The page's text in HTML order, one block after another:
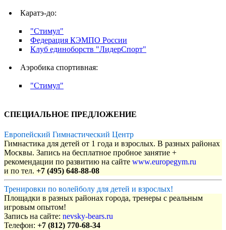
Каратэ-до:
"Стимул"
Федерация КЭМПО России
Клуб единоборств "ЛидерСпорт"
Аэробика спортивная:
"Стимул"
СПЕЦИАЛЬНОЕ ПРЕДЛОЖЕНИЕ
Европейский Гимнастический Центр
Гимнастика для детей от 1 года и взрослых. В разных районах
Москвы. Запись на бесплатное пробное занятие +
рекомендации по развитию на сайте www.europegym.ru
и по тел. +7 (495) 648-88-08
Тренировки по волейболу для детей и взрослых!
Площадки в разных районах города, тренеры с реальным
игровым опытом!
Запись на сайте: nevsky-bears.ru
Телефон: +7 (812) 770-68-34